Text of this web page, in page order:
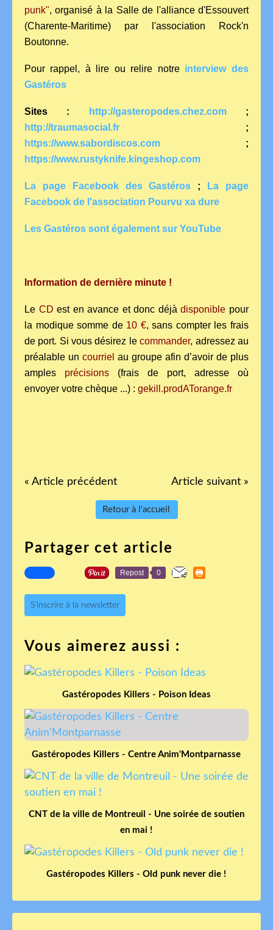
punk", organisé à la Salle de l'alliance d'Essouvert
(Charente-Maritime) par l'association Rock'n
Boutonne.
Pour rappel, à lire ou relire notre interview des
Gastéros
Sites : http://gasteropodes.chez.com;
http://traumasocial.fr ;
https://www.sabordiscos.com ;
https://www.rustyknife.kingeshop.com
La page Facebook des Gastéros ;
La page
Facebook de l'association Pourvu xa dure
Les Gastéros sont également sur YouTube
Information de dernière minute !
Le CD est en avance et donc déjàdisponible pour
la modique somme de10 €, sans compter les frais
de port. Si vous désirez lecommander, adressez au
préalable un courriel au groupe afin d’avoir de plus
amples précisions (frais de port, adresse où
envoyer votre chèque ...) : gekill.prodATorange.fr
« Article précédent Article suivant »
Retour à l'accueil
Partager cet article
Repost 0
S'inscrire à la newsletter
Vous aimerez aussi :
Gastéropodes Killers - Poison Ideas
Gastéropodes Killers - Centre Anim'Montparnasse
CNT de la ville de Montreuil - Une soirée de soutien
en mai !
Gastéropodes Killers - Old punk never die !